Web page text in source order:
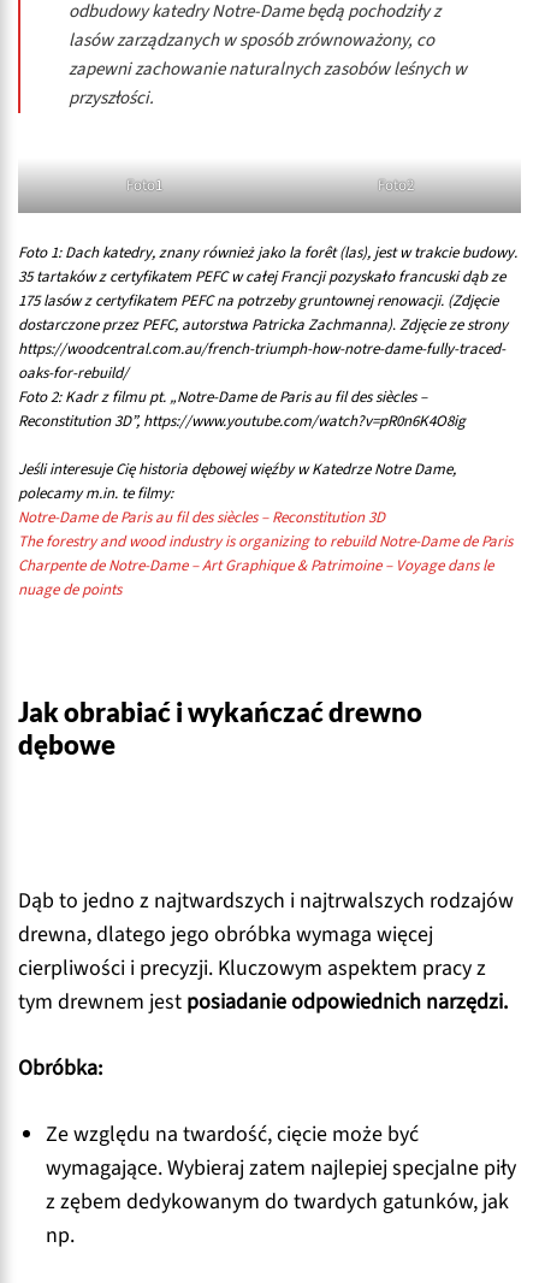
odbudowy katedry Notre-Dame będą pochodziły z
lasów zarządzanych w sposób zrównoważony, co
zapewni zachowanie naturalnych zasobów leśnych w
przyszłości.
Foto1 Foto2
Foto 1: Dach katedry, znany również jako la forêt (las), jest w trakcie budowy.
35 tartaków z certyfikatem PEFC w całej Francji pozyskało francuski dąb ze
175 lasów z certyfikatem PEFC na potrzeby gruntownej renowacji. (Zdjęcie
dostarczone przez PEFC, autorstwa Patricka Zachmanna).Zdjęcie ze strony
https://woodcentral.com.au/french-triumph-how-notre-dame-fully-traced-
oaks-for-rebuild/
Foto 2: Kadr z filmu pt. „Notre-Dame de Paris au fil des siècles –
Reconstitution 3D”, https://www.youtube.com/watch?v=pR0n6K4O8ig
Jeśli interesuje Cię historia dębowej więźby w Katedrze Notre Dame,
polecamy m.in. te filmy:
Notre-Dame de Paris au fil des siècles – Reconstitution 3D
The forestry and wood industry is organizing to rebuild Notre-Dame de Paris
Charpente de Notre-Dame – Art Graphique & Patrimoine – Voyage dans le
nuage de points
Jak obrabiać i wykańczać drewno
dębowe
Dąb to jedno z najtwardszych i najtrwalszych rodzajów
drewna, dlatego jego obróbka wymaga więcej
cierpliwości i precyzji. Kluczowym aspektem pracy z
tym drewnem jest posiadanie odpowiednich narzędzi.
Obróbka:
Ze względu na twardość, cięcie może być
wymagające. Wybieraj zatem najlepiej specjalne piły
z zębem dedykowanym do twardych gatunków, jak
np.